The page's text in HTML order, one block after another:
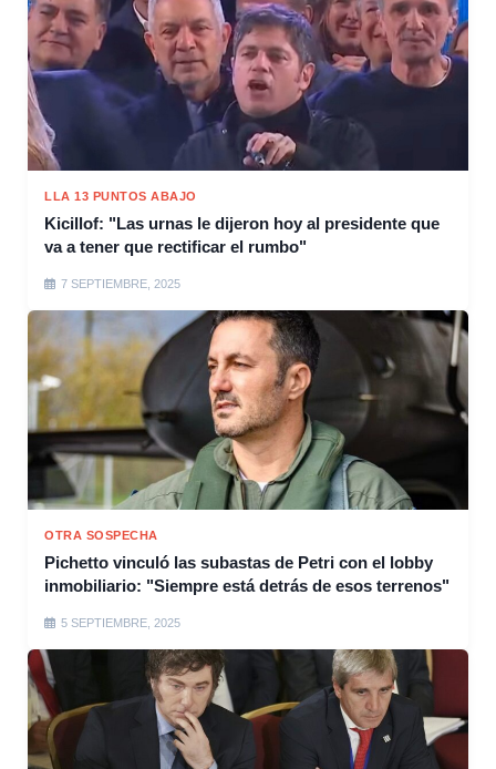
LLA 13 PUNTOS ABAJO
Kicillof: "Las urnas le dijeron hoy al presidente que
va a tener que rectificar el rumbo"
7 SEPTIEMBRE, 2025
OTRA SOSPECHA
Pichetto vinculó las subastas de Petri con el lobby
inmobiliario: "Siempre está detrás de esos terrenos"
5 SEPTIEMBRE, 2025